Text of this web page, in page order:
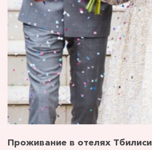
Проживание в отелях Тбилиси